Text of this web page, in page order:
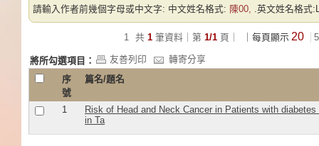
請輸入作者前幾個字母或中文字: 中文姓名格式: 陳00, .英文姓名格式
1 共 1 筆資料｜第 1/1 頁｜ ｜每頁顯示 20
將所勾選項目： 友善列印
轉寄分享
序
號
篇名/題名
1
Risk of Head and Neck Cancer in Patients with
in Ta